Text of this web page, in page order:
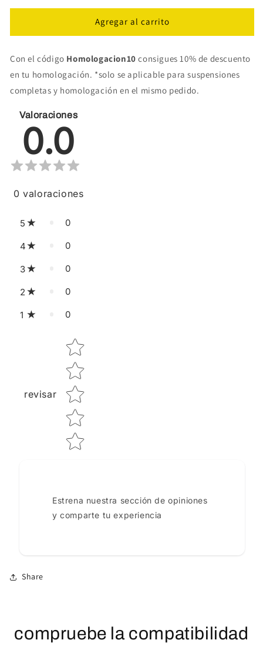
Agregar al carrito
Con el código Homologacion10 consigues 10% de descuento
en tu homologación. *solo se aplicable para suspensiones
completas y homologación en el mismo pedido.
Valoraciones
0.0
0 valoraciones
5 0
4 0
3 0
2 0
1 0
revisar
Star rating
Estrena nuestra sección de opiniones
y comparte tu experiencia
Share
compruebe la compatibilidad